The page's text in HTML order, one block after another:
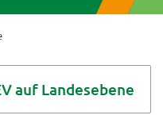
auf Landesebene